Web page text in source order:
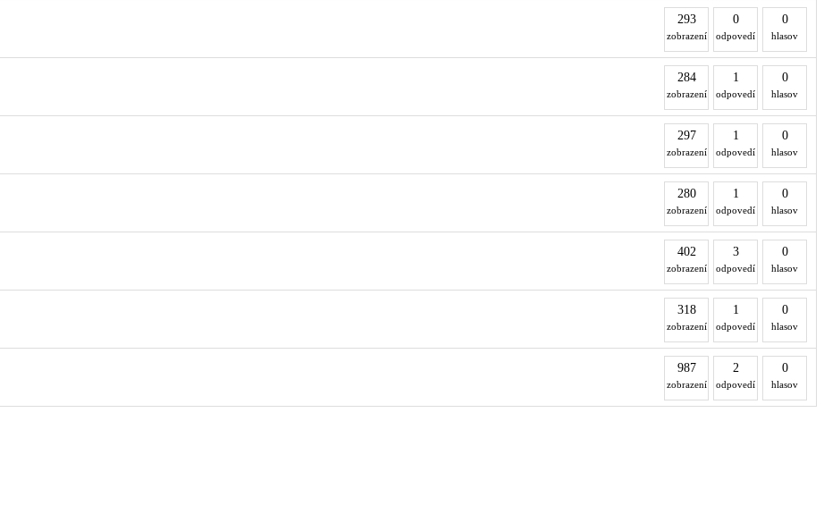
293
zobrazení
0
odpovedí
0
hlasov
284
zobrazení
1
odpovedí
0
hlasov
297
zobrazení
1
odpovedí
0
hlasov
280
zobrazení
1
odpovedí
0
hlasov
402
zobrazení
3
odpovedí
0
hlasov
318
zobrazení
1
odpovedí
0
hlasov
987
zobrazení
2
odpovedí
0
hlasov